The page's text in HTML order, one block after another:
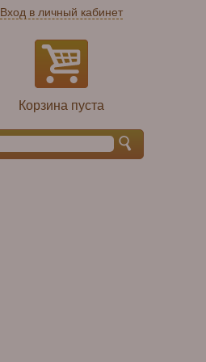
Вход в личный кабинет
Корзина пуста